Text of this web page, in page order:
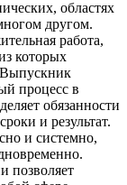
областях
другом.
работа,
которых
Выпускник
процесс в
обязанности
и результат.
и системно,
позволяет